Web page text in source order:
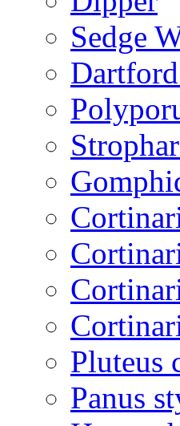
Sedge
Pluteus
Panus